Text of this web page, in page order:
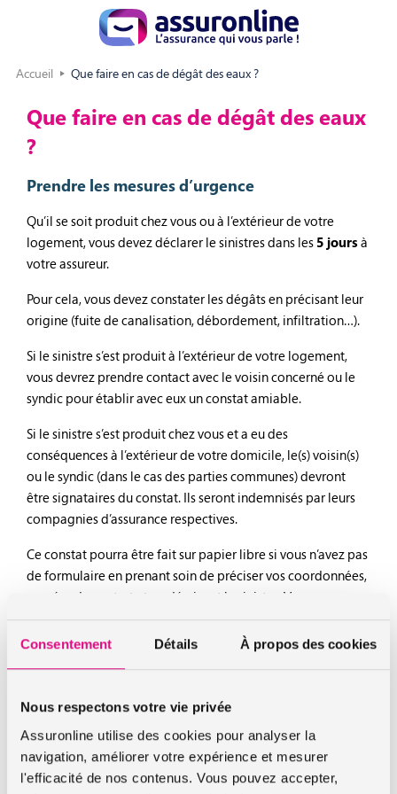
Consentement Détails À propos des cookies
Nous respectons votre vie privée
Assuronline utilise des cookies pour analyser la
navigation, améliorer votre expérience et mesurer
l'efficacité de nos contenus. Vous pouvez accepter,
Accueil Que faire en cas de dégât des eaux ?
Que faire en cas de dégât des eaux
?
Prendre les mesures d’urgence
Qu’il se soit produit chez vous ou à l’extérieur de votre
logement, vous devez déclarer le sinistres dans les 5 jours à
votre assureur.
Pour cela, vous devez constater les dégâts en précisant leur
origine (fuite de canalisation, débordement, infiltration…).
Si le sinistre s’est produit à l’extérieur de votre logement,
vous devrez prendre contact avec le voisin concerné ou le
syndic pour établir avec eux un constat amiable.
Si le sinistre s’est produit chez vous et a eu des
conséquences à l’extérieur de votre domicile, le(s) voisin(s)
ou le syndic (dans le cas des parties communes) devront
être signataires du constat. Ils seront indemnisés par leurs
compagnies d’assurance respectives.
Ce constat pourra être fait sur papier libre si vous n’avez pas
de formulaire en prenant soin de préciser vos coordonnées,
numéro de contrat et en décrivant le sinistre. Vous pouvez
que les factures d’achat des objets détériorés.
Et avant de se lancer dans des travaux ou des réparations, il
dépenses qui pourraient rester à votre charge.
Dans tous les cas, il est préférable de faire votre déclaration
par lettre recommandée avec accusé réception et d’en